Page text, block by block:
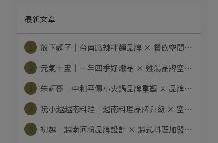
最新文章
放下麵子｜台南麻辣拌麵品牌 × 餐飲空間⋯
元氣十盅｜一年四季好燉品 × 雞湯品牌空⋯
朱輝哥｜中和平價小火鍋品牌重塑 × 品牌⋯
阮小越越南料理｜越南料理品牌升級 × 空⋯
初越｜越南河粉品牌設計 × 越式料理加盟⋯